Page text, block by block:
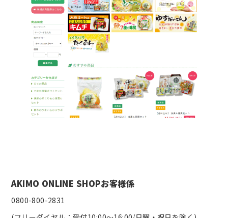
AKIMO ONLINE SHOPお客様係
0800-800-2831